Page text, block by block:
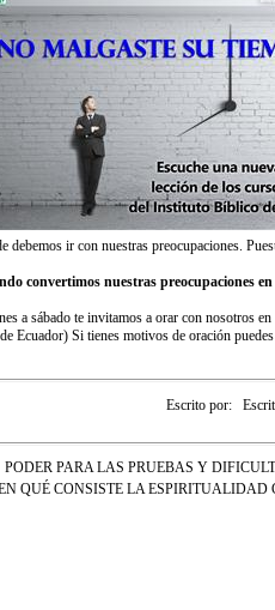
debemos ir con nuestras preocupaciones.
convertimos nuestras preocupaciones
a sábado te invitamos a orar con nosotros
Ecuador) Si tienes motivos de oración
Escrito por:
PODER PARA LAS PRUEBAS Y
QUÉ CONSISTE LA ESPIRITUALIDAD